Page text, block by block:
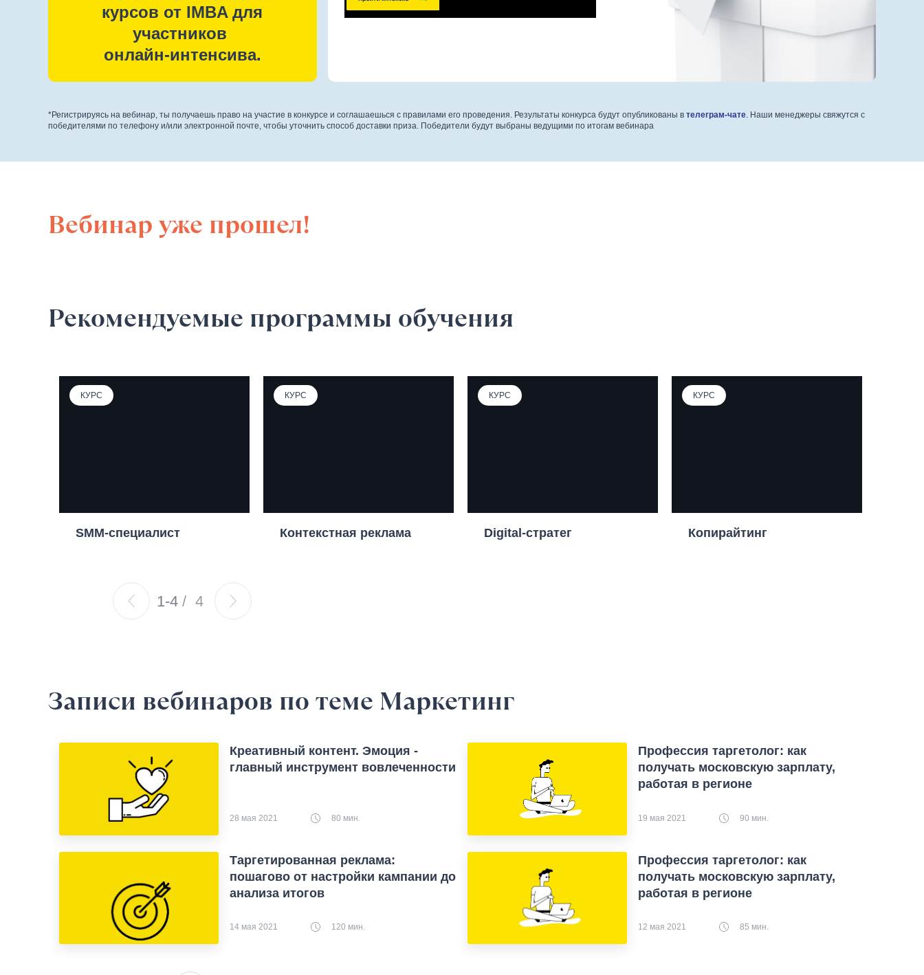
курсов от IMBA для
участников
онлайн-интенсива.
*Регистрируясь на вебинар, ты получаешь право на участие в конкурсе и соглашаешься с правилами его проведения. Результаты конкурса будут опубликованы в телеграм-чате. Наши менеджеры свяжутся с
победителями по телефону и/или электронной почте, чтобы уточнить способ доставки приза. Победители будут выбраны ведущими по итогам вебинара
Вебинар уже прошел!
Рекомендуемые программы обучения
КУРС
SMM-специалист
КУРС
Контекстная реклама
КУРС
Digital-стратег
КУРС
Копирайтинг
1-4 / 4
Записи вебинаров по теме Маркетинг
Креативный контент. Эмоция -
главный инструмент вовлеченности
28 мая 2021 80 мин.
Профессия таргетолог: как
получать московскую зарплату,
работая в регионе
19 мая 2021 90 мин.
Таргетированная реклама:
пошагово от настройки кампании до
анализа итогов
14 мая 2021 120 мин.
Профессия таргетолог: как
получать московскую зарплату,
работая в регионе
12 мая 2021 85 мин.